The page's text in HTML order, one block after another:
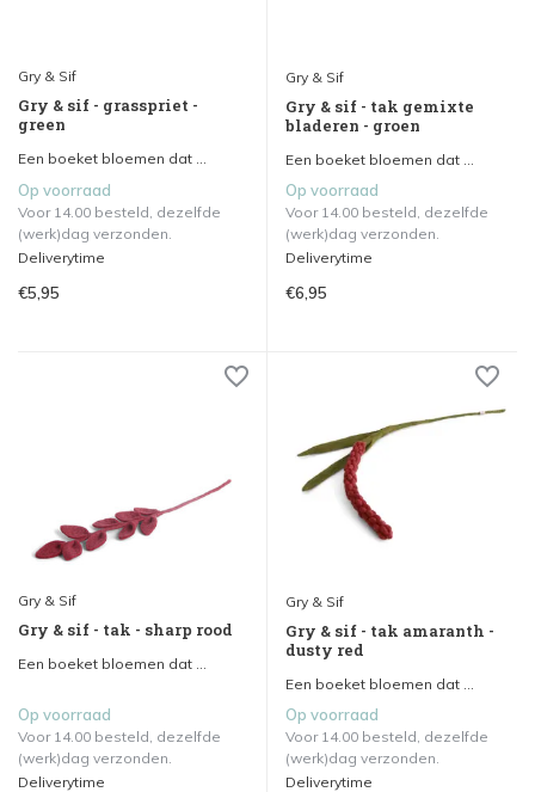
Gry & Sif
Gry & sif - grasspriet -
green
Een boeket bloemen dat ...
Op voorraad
Voor 14.00 besteld, dezelfde
(werk)dag verzonden.
Deliverytime
€5,95
Gry & Sif
Gry & sif - tak gemixte
bladeren - groen
Een boeket bloemen dat ...
Op voorraad
Voor 14.00 besteld, dezelfde
(werk)dag verzonden.
Deliverytime
€6,95
Gry & Sif
Gry & sif - tak - sharp rood
Een boeket bloemen dat ...
Op voorraad
Voor 14.00 besteld, dezelfde
(werk)dag verzonden.
Deliverytime
Gry & Sif
Gry & sif - tak amaranth -
dusty red
Een boeket bloemen dat ...
Op voorraad
Voor 14.00 besteld, dezelfde
(werk)dag verzonden.
Deliverytime